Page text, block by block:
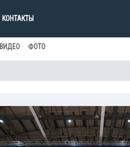
КОНТАКТЫ
ВИДЕО ФОТО